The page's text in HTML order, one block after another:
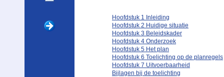
Hoofdstuk 1 Inleiding
Hoofdstuk 2 Huidige situatie
Hoofdstuk 3 Beleidskader
Hoofdstuk 4 Onderzoek
Hoofdstuk 5 Het plan
Hoofdstuk 6 Toelichting op de planregels
Hoofdstuk 7 Uitvoerbaarheid
Bijlagen bij de toelichting